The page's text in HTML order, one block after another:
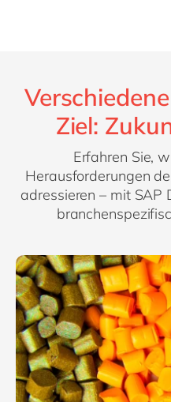
Ziel:
Erfahren Sie,
Herausforderungen
adressieren – mit SAP